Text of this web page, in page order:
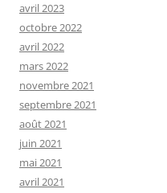
avril 2023
octobre 2022
avril 2022
mars 2022
novembre 2021
septembre 2021
août 2021
juin 2021
mai 2021
avril 2021